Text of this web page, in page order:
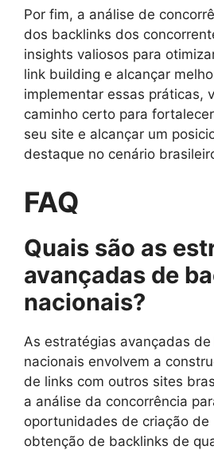
Por fim, a análise de
dos backlinks dos
insights valiosos para
link building e alcançar
implementar essas práticas,
caminho certo para
seu site e alcançar um
destaque no cenário
FAQ
Quais são as
avançadas de
nacionais?
As estratégias avançadas
nacionais envolvem a
de links com outros sites
a análise da concorrência
oportunidades de criação de
obtenção de backlinks de